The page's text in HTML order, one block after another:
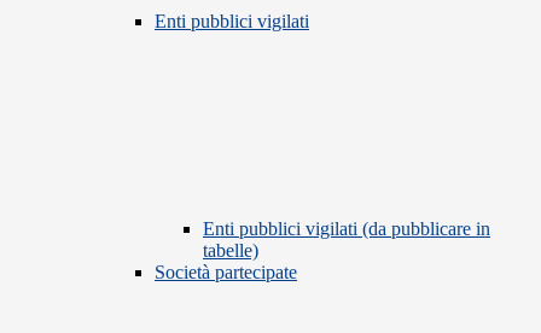
Enti pubblici vigilati
Enti pubblici vigilati (da pubblicare in
tabelle)
Società partecipate